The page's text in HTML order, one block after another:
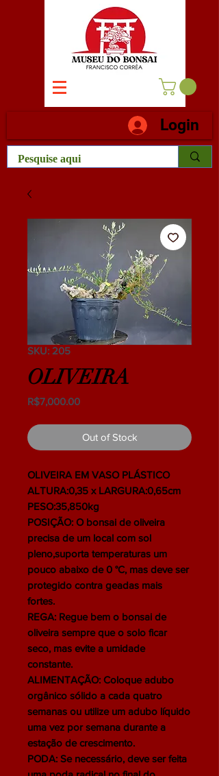
Login
SKU: 205
OLIVEIRA
R$7,000.00Price
Out of Stock
OLIVEIRA EM VASO PLÁSTICO
ALTURA:0,35 x LARGURA:0,65cm
PESO:35,850kg
POSIÇÃO: O bonsai de oliveira
precisa de um local com sol
pleno,suporta temperaturas um
pouco abaixo de 0 °C, mas deve ser
protegido contra geadas mais
fortes.
REGA: Regue bem o bonsai de
oliveira sempre que o solo ficar
seco, mas evite a umidade
constante.
ALIMENTAÇÃO: Coloque adubo
orgânico sólido a cada quatro
semanas ou utilize um adubo líquido
uma vez por semana durante a
estação de crescimento.
PODA: Se necessário, deve ser feita